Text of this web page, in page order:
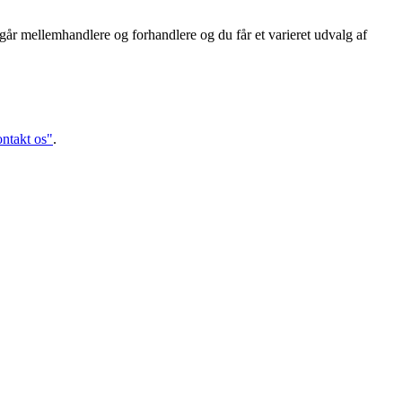
mellemhandlere og forhandlere og du får et varieret udvalg af
os".